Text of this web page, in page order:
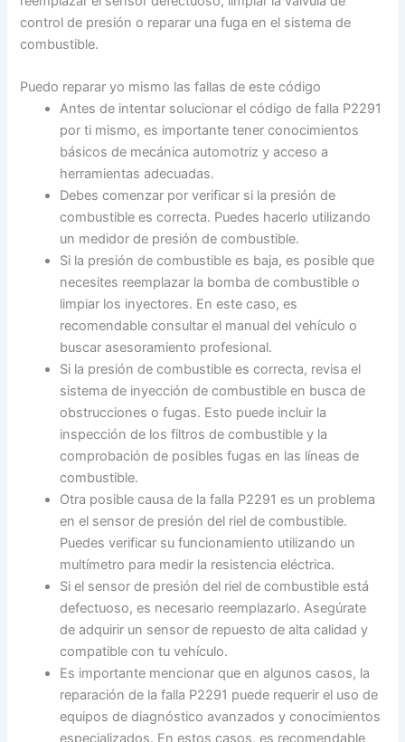
control de presión o reparar una fuga en el sistema de
combustible.
Puedo reparar yo mismo las fallas de este código
Antes de intentar solucionar el código de falla P2291
por ti mismo, es importante tener conocimientos
básicos de mecánica automotriz y acceso a
herramientas adecuadas.
Debes comenzar por verificar si la presión de
combustible es correcta. Puedes hacerlo utilizando
un medidor de presión de combustible.
Si la presión de combustible es baja, es posible que
necesites reemplazar la bomba de combustible o
limpiar los inyectores. En este caso, es
recomendable consultar el manual del vehículo o
buscar asesoramiento profesional.
Si la presión de combustible es correcta, revisa el
sistema de inyección de combustible en busca de
obstrucciones o fugas. Esto puede incluir la
inspección de los filtros de combustible y la
comprobación de posibles fugas en las líneas de
combustible.
Otra posible causa de la falla P2291 es un problema
en el sensor de presión del riel de combustible.
Puedes verificar su funcionamiento utilizando un
multímetro para medir la resistencia eléctrica.
Si el sensor de presión del riel de combustible está
defectuoso, es necesario reemplazarlo. Asegúrate
de adquirir un sensor de repuesto de alta calidad y
compatible con tu vehículo.
Es importante mencionar que en algunos casos, la
reparación de la falla P2291 puede requerir el uso de
equipos de diagnóstico avanzados y conocimientos
especializados. En estos casos, es recomendable